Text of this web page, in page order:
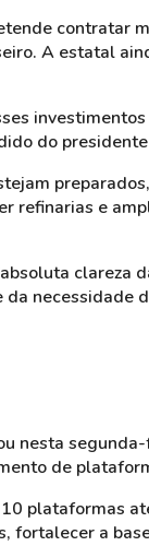
contratar
A estatal
do
refinarias e
clareza
necessidade
nesta
de
plataformas
fortalecer a